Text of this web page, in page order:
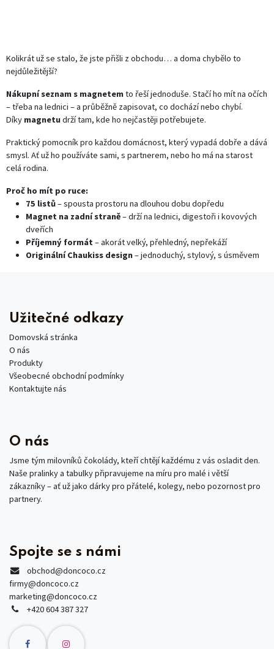
Kolikrát už se stalo, že jste přišli z obchodu… a doma chybělo to
nejdůležitější?
Nákupní seznam s magnetemto řeší jednoduše. Stačí ho mít na očích
– třeba na lednici – a průběžně zapisovat, co dochází nebo chybí.
Díky magnetudrží tam, kde ho nejčastěji potřebujete.
Praktický pomocník pro každou domácnost, který vypadá dobře a dává
smysl. Ať už ho používáte sami, s partnerem, nebo ho má na starost
celá rodina.
Proč ho mít po ruce:
75 listů– spousta prostoru na dlouhou dobu dopředu
Magnet na zadní straně– drží na lednici, digestoři i kovových
dveřích
Příjemný formát – akorát velký, přehledný, nepřekáží
Originální Chaukiss design– jednoduchý, stylový, s úsměvem
Užitečné odkazy
Domovská stránka
O nás
Produkty
Všeobecné obchodní podmínky
Kontaktujte nás
O nás
Jsme tým milovníků čokolády, kteří chtějí každému z vás osladit den.
Naše pralinky a tabulky připravujeme na míru pro malé i větší
zákazníky – ať už jako dárky pro přátelé, kolegy, nebo pozornost pro
partnery.
Spojte se s námi
obchod@doncoco.cz
firmy@doncoco.cz
marketing@doncoco.cz
+420 604 387 327